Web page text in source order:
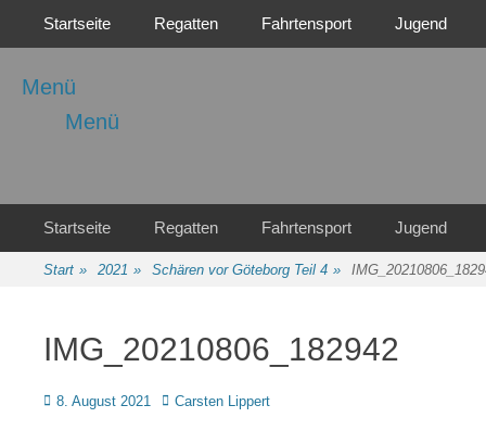
Menü
1921 e.V.
Regattasport und Wasserwandern - Freizeit mit der ganzen Familie
Menü
Primäres Menü
Startseite Regatten Fahrtensport Jugend
Sekundäres Menü
springen
Startseite Regatten Fahrtensport Jugend
Start » 2021 » Schären vor Göteborg Teil 4 »
IMG_20210806_182942
Posted
8. August 2021 Autor
Carsten Lippert